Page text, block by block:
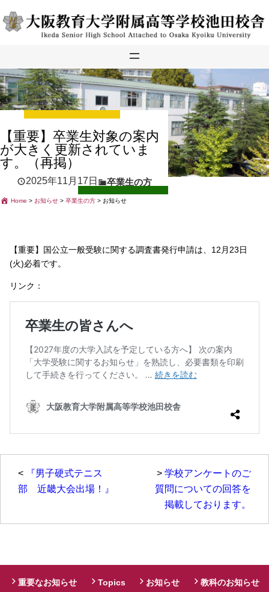
を
【重要】卒業生対象の案内
が大きく更新されていま
す。（再掲）
2025年11月17日 卒業生の方
Home > お知らせ > 卒業生の方 > お知らせ
【重要】国公立一般受験に関する調査書発行申請は、12月23日
(火)必着です。
リンク：
<
『男子硬式テニス
部 近畿大会出場！』
> 学校アンケートのご
質問についての回答を
掲載しております。
重要なお知らせ Topics お知らせ 教科のお知らせ